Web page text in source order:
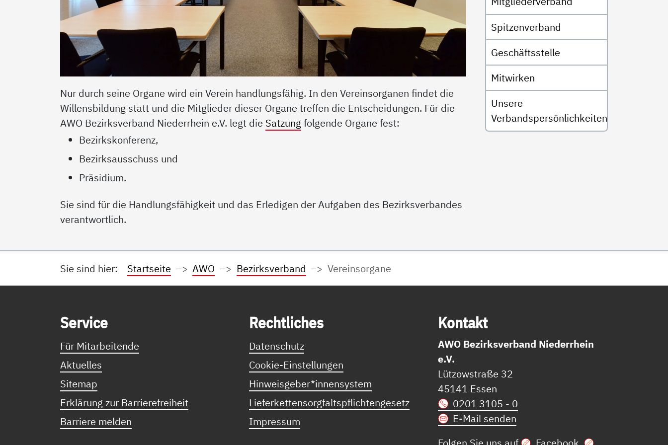
Nur durch seine Organe wird ein Verein handlungsfähig. In den Vereinsorganen findet die
Willensbildung statt und die Mitglieder dieser Organe treffen die Entscheidungen. Für die
AWO Bezirksverband Niederrhein e.V. legt die Satzung folgende Organe fest:
Bezirkskonferenz,
Bezirksausschuss und
Präsidium.
Sie sind für die Handlungsfähigkeit und das Erledigen der Aufgaben des Bezirksverbandes
verantwortlich.
Spitzenverband
Geschäftsstelle
Mitwirken
Unsere
Verbandspersönlichkeiten
Sie sind hier: Startseite AWO Bezirksverband Vereinsorgane
Ser­vice
Für Mitarbeitende
Aktuelles
Sitemap
Erklärung zur Barrierefreiheit
Barriere melden
Recht­li­ches
Datenschutz
Cookie-Einstellungen
Hinweisgeber*innensystem
Lieferkettensorgfaltspflichtengesetz
Impressum
Kon­takt
AWO Bezirksverband Niederrhein
e.V.
Lützowstraße 32
45141 Essen
0201 3105 - 0
E-Mail senden